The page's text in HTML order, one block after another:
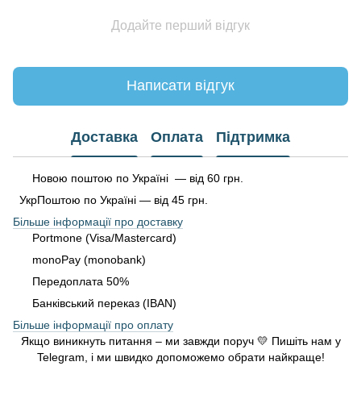
Додайте перший відгук
Написати відгук
Доставка Оплата Підтримка
Новою поштою по Україні — від 60 грн.
УкрПоштою по Україні — від 45 грн.
Більше інформації про доставку
Portmone (Visa/Mastercard)
monoPay (monobank)
Передоплата 50%
Банківський переказ (IBAN)
Більше інформації про оплату
Якщо виникнуть питання – ми завжди поруч 💛 Пишіть нам у
Telegram, і ми швидко допоможемо обрати найкраще!